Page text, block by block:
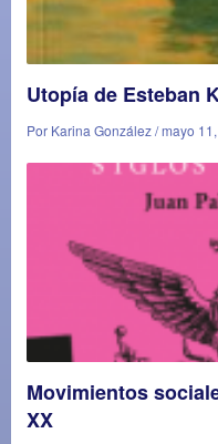
Utopía de Esteban
Por Karina González / mayo
Movimientos
XX